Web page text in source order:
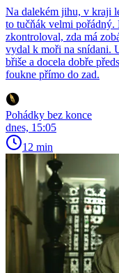
Na dalekém jihu, v kraji
to tučňák velmi pořádný.
zkontroloval, zda má
vydal k moři na snídani.
břiše a docela dobře
foukne přímo do zad.
Pohádky bez konce
dnes, 15:05
12 min